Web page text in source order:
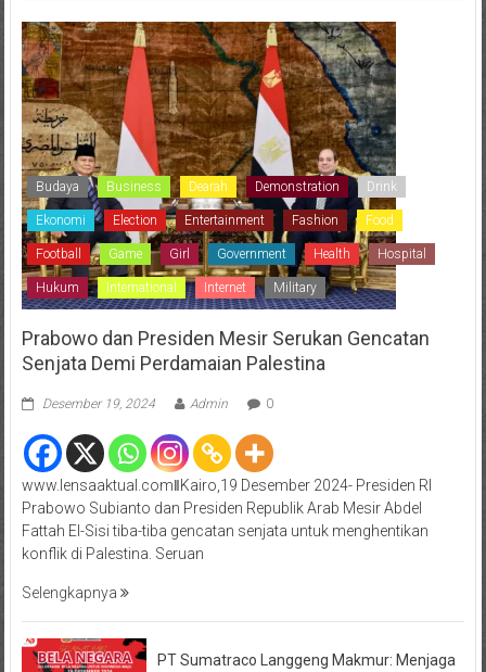
Budaya Business Dearah Demonstration Drink
Ekonomi Election Entertainment Fashion Food
Football Game Girl Government Health Hospital
Hukum International Internet Military
Prabowo dan Presiden Mesir Serukan Gencatan
Senjata Demi Perdamaian Palestina
Desember 19, 2024 Admin 0
www.lensaaktual.comǁKairo,19 Desember 2024- Presiden RI
Prabowo Subianto dan Presiden Republik Arab Mesir Abdel
Fattah El-Sisi tiba-tiba gencatan senjata untuk menghentikan
konflik di Palestina. Seruan
Selengkapnya
PT Sumatraco Langgeng Makmur: Menjaga